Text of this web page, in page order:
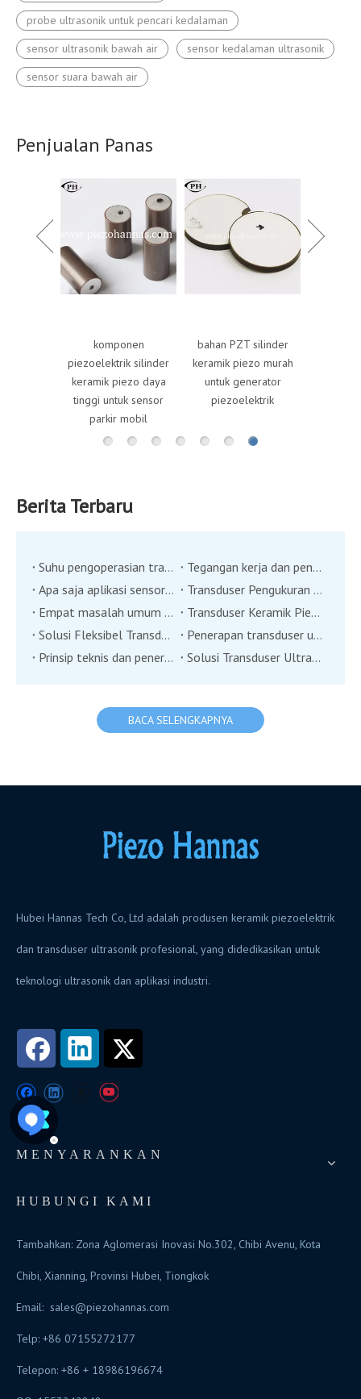
probe ultrasonik untuk pencari kedalaman
sensor ultrasonik bawah air
sensor kedalaman ultrasonik
sensor suara bawah air
Penjualan Panas
komponen
piezoelektrik silinder
keramik piezo daya
tinggi untuk sensor
parkir mobil
bahan PZT silinder
keramik piezo murah
untuk generator
piezoelektrik
biaya
Berita Terbaru
Suhu pengoperasian transduser ultrasonik
Tegangan kerja dan pengukuran kecepatan transduser ultrasonik
Apa saja aplikasi sensor transduser angin ultrasonik?
Transduser Pengukuran Jarak Ultrasonik
Empat masalah umum transduser ultrasonik
Transduser Keramik Piezoelektrik: Teknologi Baru dalam Pemantauan Lingkungan?
Solusi Fleksibel Transduser Ultrasonik
Penerapan transduser ultrasonik di bidang otomasi industri
Prinsip teknis dan penerapan transduser jangkauan ultrasonik
Solusi Transduser Ultrasonik dalam Penerapan Dua Industri Besar di Industri Medis
BACA SELENGKAPNYA
Hubei Hannas Tech Co, Ltd adalah produsen keramik piezoelektrik
dan transduser ultrasonik profesional, yang didedikasikan untuk
teknologi ultrasonik dan aplikasi industri.
MENYARANKAN
HUBUNGI KAMI
Tambahkan: Zona Aglomerasi Inovasi No.302, Chibi Avenu, Kota
Chibi, Xianning, Provinsi Hubei, Tiongkok
Email: sales@piezohannas.com
Telp: +86 07155272177
Telepon: +86 + 18986196674